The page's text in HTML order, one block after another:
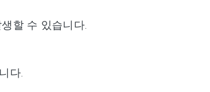
할 수 있습니다.
다.